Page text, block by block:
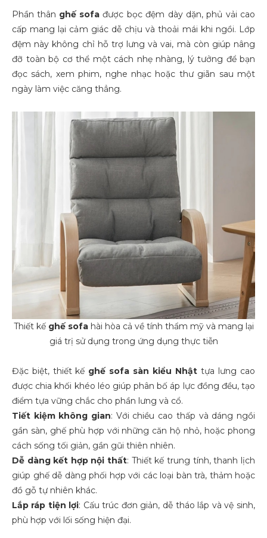
Phần thân ghế sofa được bọc đệm dày dặn, phủ vải cao
cấp mang lại cảm giác dễ chịu và thoải mái khi ngồi. Lớp
đệm này không chỉ hỗ trợ lưng và vai, mà còn giúp nâng
đỡ toàn bộ cơ thể một cách nhẹ nhàng, lý tưởng để bạn
đọc sách, xem phim, nghe nhạc hoặc thư giãn sau một
ngày làm việc căng thẳng.
Thiết kếghế sofa hài hòa cả về tính thẩm mỹ và mang lại
giá trị sử dụng trong ứng dụng thực tiễn
Đặc biệt, thiết kế ghế sofa sàn kiểu Nhật tựa lưng cao
được chia khối khéo léo giúp phân bố áp lực đồng đều, tạo
điểm tựa vững chắc cho phần lưng và cổ.
Tiết kiệm không gian: Với chiều cao thấp và dáng ngồi
gần sàn, ghế phù hợp với những căn hộ nhỏ, hoặc phong
cách sống tối giản, gần gũi thiên nhiên.
Dễ dàng kết hợp nội thất: Thiết kế trung tính, thanh lịch
giúp ghế dễ dàng phối hợp với các loại bàn trà, thảm hoặc
đồ gỗ tự nhiên khác.
Lắp ráp tiện lợi: Cấu trúc đơn giản, dễ tháo lắp và vệ sinh,
phù hợp với lối sống hiện đại.